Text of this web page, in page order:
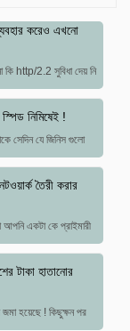
করেও এখনো
কি http/2.2 সুবিধা দেয় নি
নিমিষেই !
সেদিন যে জিনিস গুলো
তৈরী করার
একটা কে প্রাইমারী
টাকা হাতানোর
জমা হয়েছে ! কিছুক্ষন পর